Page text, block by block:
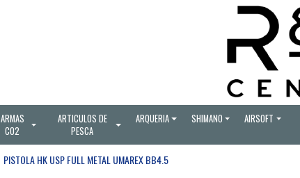
ARMAS
CO2
ARTICULOS DE
PESCA
ARQUERIA SHIMANO AIRSOFT
PISTOLA HK USP FULL METAL UMAREX BB4.5